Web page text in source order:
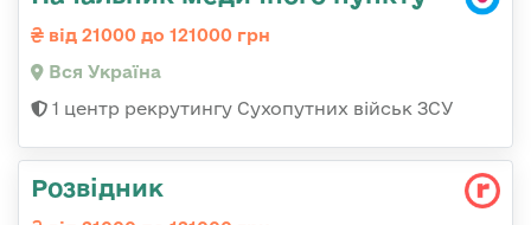
від 21000 до 121000 грн
Вся Україна
1 центр рекрутингу Сухопутних військ ЗСУ
Розвідник